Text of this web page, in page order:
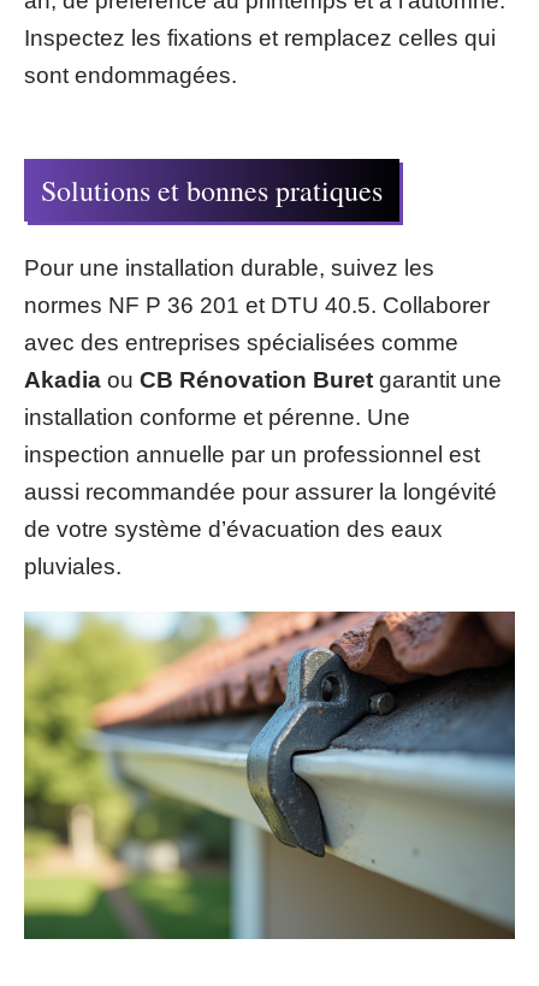
Inspectez les fixations et remplacez celles qui
sont endommagées.
Solutions et bonnes pratiques
Pour une installation durable, suivez les
normes NF P 36 201 et DTU 40.5. Collaborer
avec des entreprises spécialisées comme
Akadia ou CB Rénovation Buret garantit une
installation conforme et pérenne. Une
inspection annuelle par un professionnel est
aussi recommandée pour assurer la longévité
de votre système d’évacuation des eaux
pluviales.